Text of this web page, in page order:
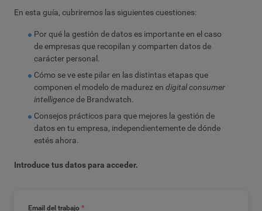
Email del trabajo *
En esta guía, cubriremos las siguientes cuestiones:
Por qué la gestión de datos es importante en el caso
de empresas que recopilan y comparten datos de
carácter personal.
Cómo se ve este pilar en las distintas etapas que
componen el modelo de madurez endigital consumer
intelligencede Brandwatch.
Consejos prácticos para que mejores la gestión de
datos en tu empresa, independientemente de dónde
estés ahora.
Introduce tus datos para acceder.